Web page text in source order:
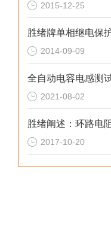
2015-12-25
胜绪牌单相继电保
2014-09-09
全自动电容电感测
2021-08-02
2017-10-20